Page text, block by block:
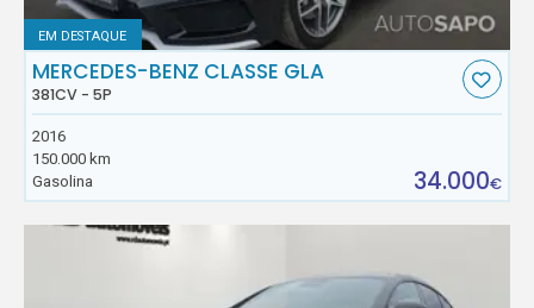
EM DESTAQUE
MERCEDES-BENZ CLASSE GLA
381CV - 5P
2016
150.000 km
Gasolina
34.000€